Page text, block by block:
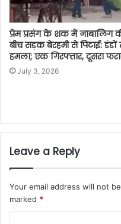
प्रेम प्रसंग के शक में नाबालिग
बीच सड़क बेरहमी से पिटाई: डंडों
हमला; एक गिरफ्तार, दूसरा
July 3, 2026
Leave a Reply
Your email address will not
marked *